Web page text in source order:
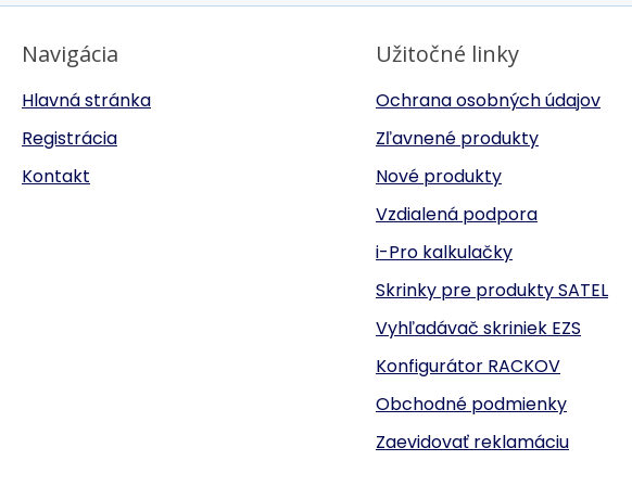
Navigácia
Hlavná stránka
Registrácia
Kontakt
Užitočné linky
Ochrana osobných údajov
Zľavnené produkty
Nové produkty
Vzdialená podpora
i-Pro kalkulačky
Skrinky pre produkty SATEL
Vyhľadávač skriniek EZS
Konfigurátor RACKOV
Obchodné podmienky
Zaevidovať reklamáciu